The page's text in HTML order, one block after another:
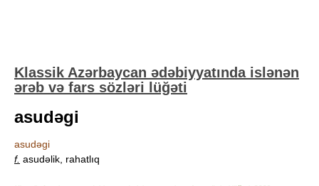
Klassik Azərbaycan ədəbiyyatında islənən
ərəb və fars sözləri lüğəti
asudəgi
asudəgi
f. asudəlik, rahatlıq